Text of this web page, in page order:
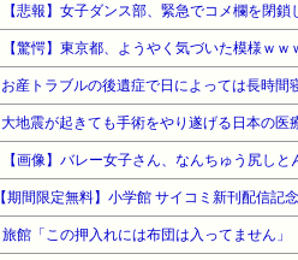
【悲報】女子ダンス部、緊急でコメ欄を閉鎖
【驚愕】東京都、ようやく気づいた模様ｗｗ
大地震が起きても手術をやり遂げる日本の医
【画像】バレー女子さん、なんちゅう尻し
【期間限定無料】小学館 サイコミ新刊配信記
旅館「この押入れには布団は入ってません」